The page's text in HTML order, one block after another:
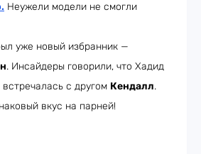
. Неужели модели не смогли
уже новый избранник —
. Инсайдеры говорили, что Хадид
с другом Кендалл.
вкус на парней!